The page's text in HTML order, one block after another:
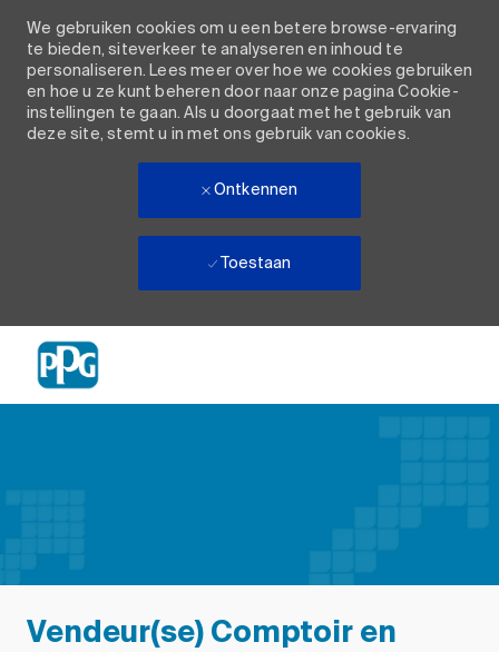
We gebruiken cookies om u een betere browse-ervaring
te bieden, siteverkeer te analyseren en inhoud te
personaliseren. Lees meer over hoe we cookies gebruiken
en hoe u ze kunt beheren door naar onze pagina Cookie-
instellingen te gaan. Als u doorgaat met het gebruik van
deze site, stemt u in met ons gebruik van cookies.
Ontkennen
Toestaan
Vendeur(se) Comptoir en